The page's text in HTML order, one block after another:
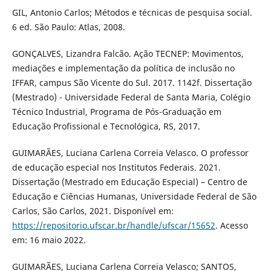
GIL, Antonio Carlos; Métodos e técnicas de pesquisa social.
6 ed. São Paulo: Atlas, 2008.
GONÇALVES, Lizandra Falcão. Ação TECNEP: Movimentos,
mediações e implementação da política de inclusão no
IFFAR, campus São Vicente do Sul. 2017. 1142f. Dissertação
(Mestrado) - Universidade Federal de Santa Maria, Colégio
Técnico Industrial, Programa de Pós-Graduação em
Educação Profissional e Tecnológica, RS, 2017.
GUIMARÃES, Luciana Carlena Correia Velasco. O professor
de educação especial nos Institutos Federais. 2021.
Dissertação (Mestrado em Educação Especial) – Centro de
Educação e Ciências Humanas, Universidade Federal de São
Carlos, São Carlos, 2021. Disponível em:
https://repositorio.ufscar.br/handle/ufscar/15652. Acesso
em: 16 maio 2022.
GUIMARÃES, Luciana Carlena Correia Velasco; SANTOS,